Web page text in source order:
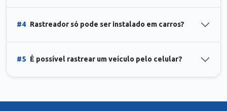
#4 Rastreador só pode ser instalado em carros?
#5 É possível rastrear um veículo pelo celular?